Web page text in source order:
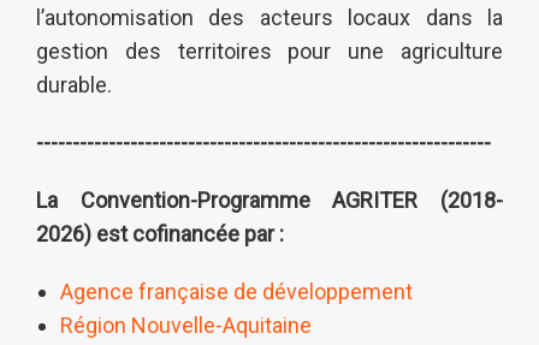
l’autonomisation des acteurs locaux dans la
gestion des territoires pour une agriculture
durable.
---------------------------------------------------------------
La Convention-Programme AGRITER (2018-
2026) est cofinancée par :
Agence française de développement
Région Nouvelle-Aquitaine